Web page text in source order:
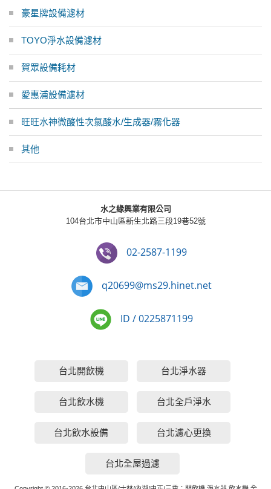
豪星牌設備濾材
TOYO淨水設備濾材
賀眾設備耗材
愛惠浦設備濾材
旺旺水神微酸性次氯酸水/生成器/霧化器
其他
水之緣興業有限公司
104台北市中山區新生北路三段19巷52號
02-2587-1199
q20699@ms29.hinet.net
ID / 0225871199
台北開飲機 台北淨水器
台北飲水機 台北全戶淨水
台北飲水設備 台北濾心更換
台北全屋過濾